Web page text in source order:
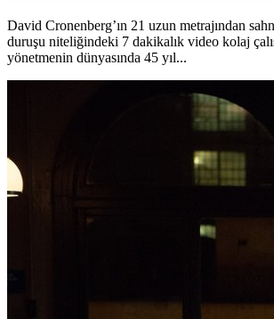
David Cronenberg’ın 21 uzun metrajından
duruşu niteliğindeki 7 dakikalık video kolaj
yönetmenin dünyasında 45 yıl...